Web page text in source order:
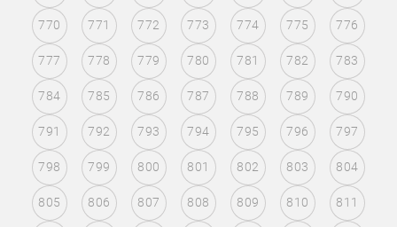
770 771 772 773 774 775 776
777 778 779 780 781 782 783
784 785 786 787 788 789 790
791 792 793 794 795 796 797
798 799 800 801 802 803 804
805 806 807 808 809 810 811